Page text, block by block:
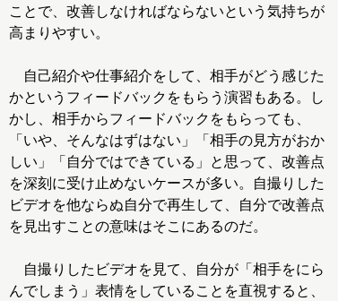
ことで、改善しなければならないという気持ちが
高まりやすい。
自己紹介や仕事紹介をして、相手がどう感じた
かというフィードバックをもらう演習もある。し
かし、相手からフィードバックをもらっても、
「いや、そんなはずはない」「相手の見方がおか
しい」「自分ではできている」と思って、改善点
を深刻に受け止めないケースが多い。自撮りした
ビデオを他ならぬ自分で再生して、自分で改善点
を見出すことの意味はそこにあるのだ。
自撮りしたビデオを見て、自分が「相手をにら
んでしまう」表情をしていることを直視すると、